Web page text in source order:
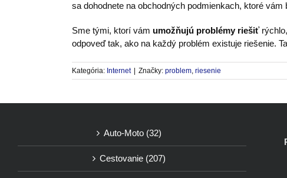
sa dohodnete na obchodných podmienkach, ktoré vám
Sme tými, ktorí vám umožňujú problémy riešiť
odpoveď tak, ako na každý problém existuje riešenie.
Kategória: Internet Značky: problem, riesenie
Auto-Moto (32)
Cestovanie (207)